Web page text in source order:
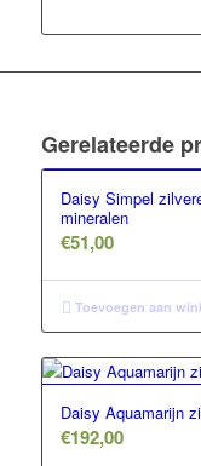
Gerelateerde
Daisy Simpel
mineralen
€51,00
Toevoegen aan
Daisy Aquamarijn
€192,00